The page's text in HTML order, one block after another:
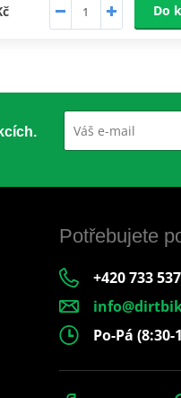
Do
Potřebujete
+420 733
Po-Pá